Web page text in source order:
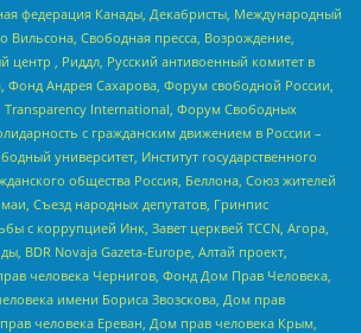
федерация Канады, Декабристы, Международный
Вильсона, Свободная пресса, Возрождение,
центр , Риддл, Русский антивоенный комитет в
Андрея Сахарова, Форум свободной России,
International, Форум Свободных
с гражданским движением в России –
университет, Институт государственного
общества Россия, Беллона, Союз жителей
Съезд народных депутатов, Гринпис
с коррупцией Инк, Завет церквей TCCN, Агора,
BDR Novaja Gazeta-Europe, Алтай проект,
человека Чернигов, Фонд Дом Прав Человека,
имени Бориса Звозскова, Дом прав
человека Ереван, Дом прав человека Крым,